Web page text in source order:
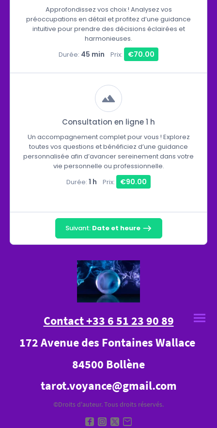
Approfondissez vos choix ! Analysez vos
préoccupations en détail et profitez d’une guidance
intuitive pour prendre des décisions éclairées et
harmonieuses.
Durée: 45 min Prix: €70.00
Consultation en ligne 1 h
Un accompagnement complet pour vous ! Explorez
toutes vos questions et bénéficiez d’une guidance
personnalisée afin d’avancer sereinement dans votre
vie personnelle ou professionnelle.
Durée: 1 h Prix: €90.00
Suivant: Date et heure
Contact +33 6 51 23 90 89
172 Avenue des Fontaines Wallace
84500 Bollène
tarot.voyance@gmail.com
©Droits d'auteur. Tous droits réservés.